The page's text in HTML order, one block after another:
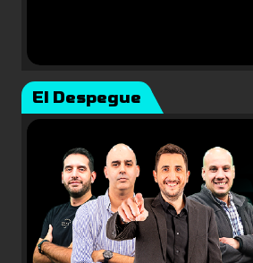
El Despegue